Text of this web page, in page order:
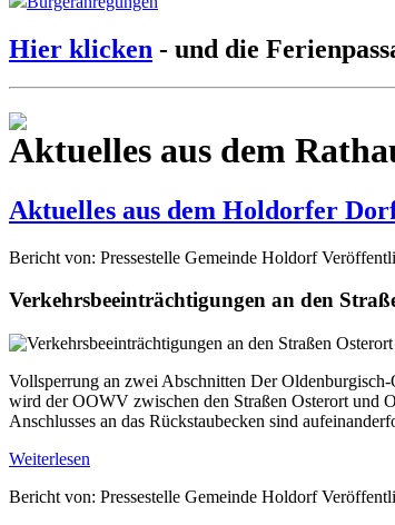
Hier klicken - und die
Aktuelles aus dem
Aktuelles aus dem Holdorfer
Bericht von: Pressestelle Gemeinde Holdorf
Verkehrsbeeinträchtigungen an den
Vollsperrung an zwei Abschnitten Der
wird der OOWV zwischen den Straßen Osterort und
Anschlusses an das Rückstaubecken sind
Weiterlesen
Bericht von: Pressestelle Gemeinde Holdorf